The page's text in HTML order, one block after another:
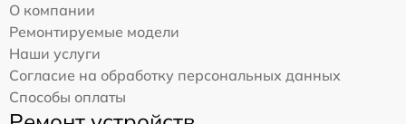
О компании
Ремонтируемые модели
Наши услуги
Согласие на обработку персональных данных
Способы оплаты